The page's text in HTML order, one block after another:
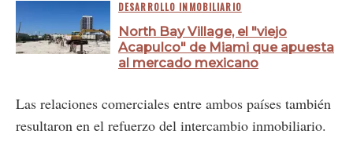
DESARROLLO INMOBILIARIO
North Bay Village, el "viejo
Acapulco" de Miami que apuesta
al mercado mexicano
Las relaciones comerciales entre ambos países también
resultaron en el refuerzo del intercambio inmobiliario.